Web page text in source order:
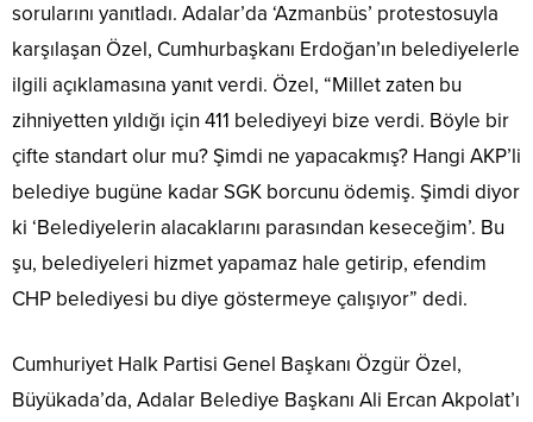
sorularını yanıtladı. Adalar’da ‘Azmanbüs’ protestosuyla
karşılaşan Özel, Cumhurbaşkanı Erdoğan’ın belediyelerle
ilgili açıklamasına yanıt verdi. Özel, “Millet zaten bu
zihniyetten yıldığı için 411 belediyeyi bize verdi. Böyle bir
çifte standart olur mu? Şimdi ne yapacakmış? Hangi AKP’li
belediye bugüne kadar SGK borcunu ödemiş. Şimdi diyor
ki ‘Belediyelerin alacaklarını parasından keseceğim’. Bu
şu, belediyeleri hizmet yapamaz hale getirip, efendim
CHP belediyesi bu diye göstermeye çalışıyor” dedi.
Cumhuriyet Halk Partisi Genel Başkanı Özgür Özel,
Büyükada’da, Adalar Belediye Başkanı Ali Ercan Akpolat’ı